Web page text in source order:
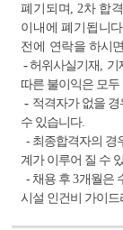
폐기되며 , 2차 합
이내에 폐기됩니다
전에 연락을 하시
-허위사실기재 기
따른 불이익은 모
- 적격자가 없을
수 있습니다.
- 최종합격자의 경
계가 이루어 질 수
- 채용 후3개월은
시설 인건비 가이